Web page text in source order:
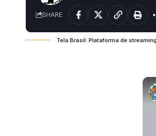
SHARE
Tela Brasil: Plataforma de